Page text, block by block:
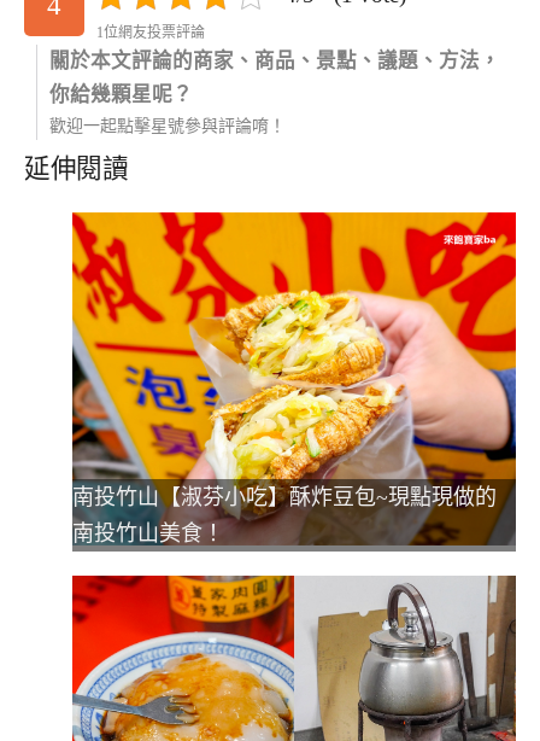
1位網友投票評論
關於本文評論的商家、商品、景點、議題、方法，
你給幾顆星呢？
歡迎一起點擊星號參與評論唷！
延伸閱讀
南投竹山【淑芬小吃】酥炸豆包~現點現做的
南投竹山美食！